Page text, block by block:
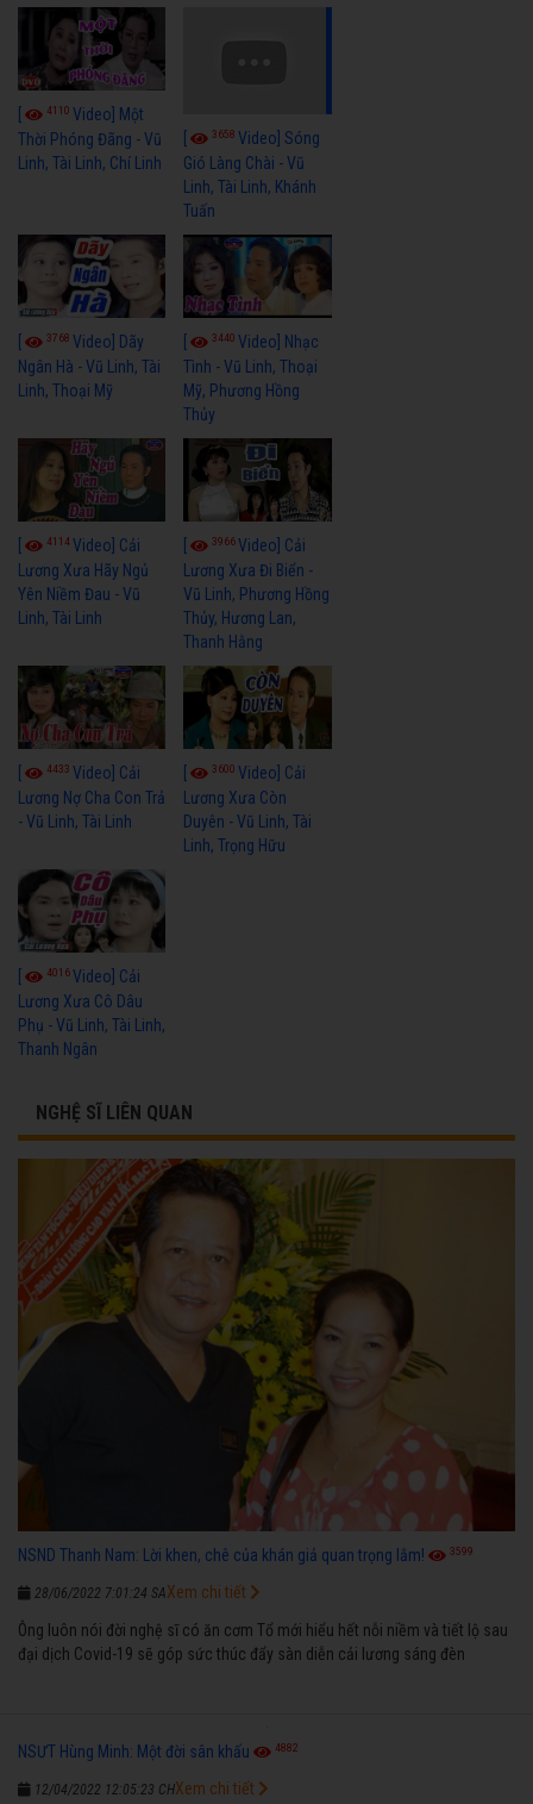
4110 Video] Một
Thời Phóng Đãng - Vũ
Linh, Tài Linh, Chí Linh
3658Video] Sóng
Gió Làng Chài - Vũ
Linh, Tài Linh, Khánh
Tuấn
3768 Video] Dãy
Ngân Hà - Vũ Linh, Tài
Linh, Thoại Mỹ
3440Video] Nhạc
Tình - Vũ Linh, Thoại
Mỹ, Phương Hồng
Thủy
4114Video] Cải
Lương Xưa Hãy Ngủ
Yên Niềm Đau - Vũ
Linh, Tài Linh
3966Video] Cải
Lương Xưa Đi Biển -
Vũ Linh, Phương Hồng
Thủy, Hương Lan,
Thanh Hằng
[ 4433 Video] Cải
Lương Nợ Cha Con Trả
- Vũ Linh, Tài Linh
[ 3600Video] Cải
Lương Xưa Còn
Duyên - Vũ Linh, Tài
Linh, Trọng Hữu
[ 4016Video] Cải
Lương Xưa Cô Dâu
Phụ - Vũ Linh, Tài Linh,
Thanh Ngân
NGHỆ SĨ LIÊN QUAN
NSND Thanh Nam: Lời khen, chê của khán giả quan trọng lắm! 3599
28/06/2022 7:01:24 SA
Ông luôn nói đời nghệ sĩ có ăn cơm Tổ mới hiểu hết nỗi niềm và tiết lộ sau
đại dịch Covid-19 sẽ góp sức thúc đẩy sàn diễn cải lương sáng đèn
Xem chi tiết
NSƯT Hùng Minh: Một đời sân khấu 4882
12/04/2022 12:05:23 CHXem chi tiết